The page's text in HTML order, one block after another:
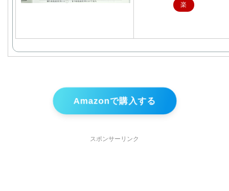
楽
Amazonで購入する
スポンサーリンク